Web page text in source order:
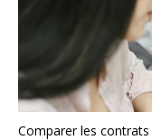
Comparer les